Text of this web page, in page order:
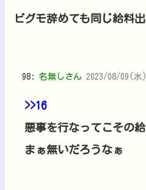
ビグモ辞めても同じ給料
98: 名無しさん 2023/08/09(
>>16
悪事を行なってこその
まぁ無いだろうなぁ